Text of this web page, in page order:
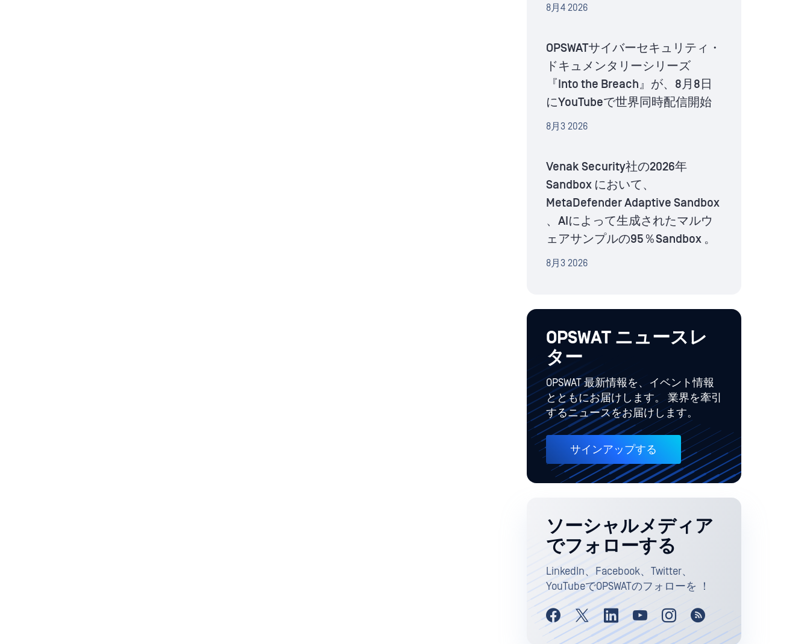
8月4 2026
OPSWATサイバーセキュリティ・
ドキュメンタリーシリーズ
『Into the Breach』が、8月8日
にYouTubeで世界同時配信開始
8月3 2026
Venak Security社の2026年
Sandbox において、
MetaDefender Adaptive Sandbox
、AIによって生成されたマルウ
ェアサンプルの95％Sandbox 。
8月3 2026
OPSWAT ニュースレ
ター
OPSWAT 最新情報を、イベント情報
とともにお届けします。 業界を牽引
するニュースをお届けします。
サインアップする
ソーシャルメディア
でフォローする
LinkedIn、Facebook、Twitter、
YouTubeでOPSWATのフォローを ！